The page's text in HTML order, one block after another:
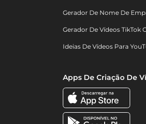
Gerador De Nome De
Gerador De Vídeos TikTok
Ideias De Vídeos Para
Apps De Criação De